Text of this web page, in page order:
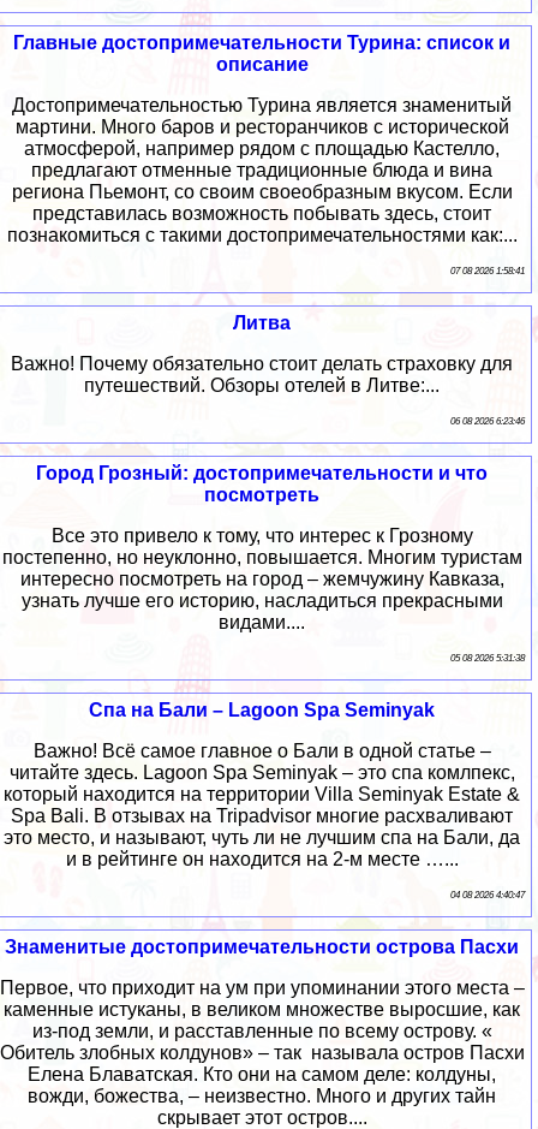
Главные достопримечательности Турина: список и
описание
Достопримечательностью Турина является знаменитый
мартини. Много баров и ресторанчиков с исторической
атмосферой, например рядом с площадью Кастелло,
предлагают отменные традиционные блюда и вина
региона Пьемонт, со своим своеобразным вкусом. Если
представилась возможность побывать здесь, стоит
познакомиться с такими достопримечательностями как:...
07 08 2026 1:58:41
Литва
Важно! Почему обязательно стоит делать страховку для
путешествий. Обзоры отелей в Литве:...
06 08 2026 6:23:46
Город Грозный: достопримечательности и что
посмотреть
Все это привело к тому, что интерес к Грозному
постепенно, но неуклонно, повышается. Многим туристам
интересно посмотреть на город – жемчужину Кавказа,
узнать лучше его историю, насладиться прекрасными
видами....
05 08 2026 5:31:38
Спа на Бали – Lagoon Spa Seminyak
Важно! Всё самое главное о Бали в одной статье –
читайте здесь. Lagoon Spa Seminyak – это спа комлпекс,
который находится на территории Villa Seminyak Estate &
Spa Bali. В отзывах на Tripadvisor многие расхваливают
это место, и называют, чуть ли не лучшим спа на Бали, да
и в рейтинге он находится на 2-м месте …...
04 08 2026 4:40:47
Знаменитые достопримечательности острова Пасхи
Первое, что приходит на ум при упоминании этого места –
каменные истуканы, в великом множестве выросшие, как
из-под земли, и расставленные по всему острову. «
Обитель злобных колдунов» – так называла остров Пасхи
Елена Блаватская. Кто они на самом деле: колдуны,
вожди, божества, – неизвестно. Много и других тайн
скрывает этот остров....